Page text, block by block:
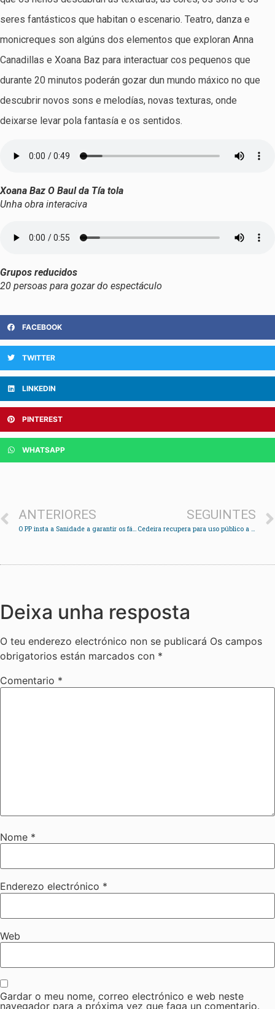
seres fantásticos que habitan o escenario. Teatro, danza e
monicreques son algúns dos elementos que exploran Anna
Canadillas e Xoana Baz para interactuar cos pequenos que
durante 20 minutos poderán gozar dun mundo máxico no que
descubrir novos sons e melodías, novas texturas, onde
deixarse levar pola fantasía e os sentidos.
Xoana Baz O Baul da Tía tola
Unha obra interaciva
Grupos reducidos
20 persoas para gozar do espectáculo
FACEBOOK
TWITTER
LINKEDIN
PINTEREST
WHATSAPP
ANTERIORES
O PP insta a Sanidade a garantir os fármacos da hepatite C aos enfermos
SEGUINTES
Cedeira recupera para uso público a antiga escola da República
Deixa unha resposta
O teu enderezo electrónico non se publicará Os campos
obrigatorios están marcados con *
Comentario *
Nome *
Enderezo electrónico *
Web
Gardar o meu nome, correo electrónico e web neste
navegador para a próxima vez que faga un comentario.